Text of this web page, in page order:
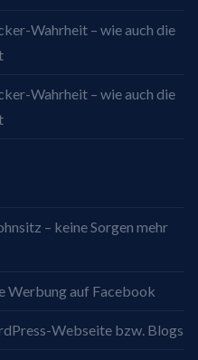
Wahrheit – wie auch die
Wahrheit – wie auch die
– keine Sorgen mehr
Werbung auf Facebook
Webseite bzw. Blogs